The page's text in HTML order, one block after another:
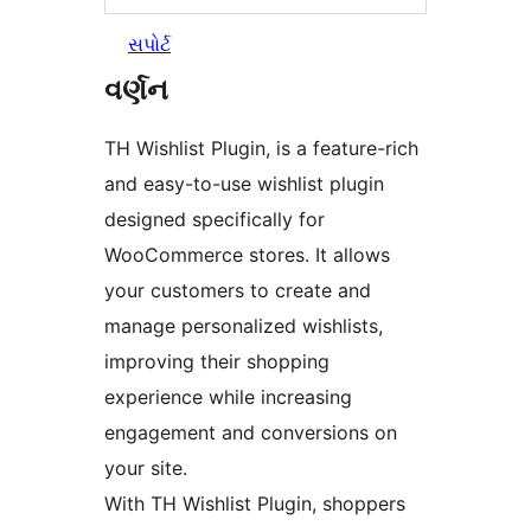
સપોર્ટ
વર્ણન
TH Wishlist Plugin, is a feature-rich
and easy-to-use wishlist plugin
designed specifically for
WooCommerce stores. It allows
your customers to create and
manage personalized wishlists,
improving their shopping
experience while increasing
engagement and conversions on
your site.
With TH Wishlist Plugin, shoppers